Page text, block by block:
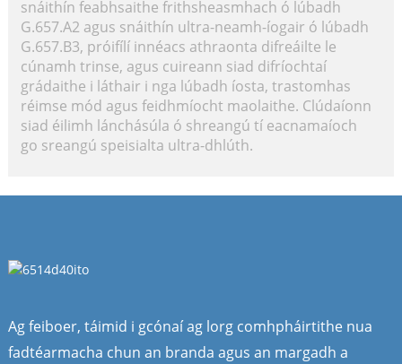
snáithín feabhsaithe frithsheasmhach ó lúbadh
G.657.A2 agus snáithín ultra-neamh-íogair ó lúbadh
G.657.B3, próifílí innéacs athraonta difreáilte le
cúnamh trinse, agus cuireann siad difríochtaí
grádaithe i láthair i nga lúbadh íosta, trastomhas
réimse mód agus feidhmíocht maolaithe. Clúdaíonn
siad éilimh lánchásúla ó shreangú tí eacnamaíoch
go sreangú speisialta ultra-dhlúth.
Ag feiboer, táimid i gcónaí ag lorg comhpháirtithe nua
fadtéarmacha chun an branda agus an margadh a